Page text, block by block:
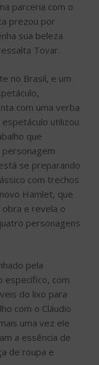
parceria com o
prezou por
sua beleza
Tovar.
no Brasil, e um
com uma verba
utilizou
que
se preparando
com trechos
Hamlet, que
e revela o
personagens
pela
específico, com
do lixo para
com o Cláudio
uma vez ele
a essência de
de roupa e